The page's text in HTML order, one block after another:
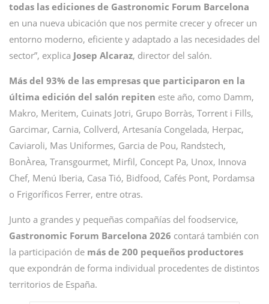
todas las ediciones de Gastronomic Forum Barcelona
en una nueva ubicación que nos permite crecer y ofrecer un
entorno moderno, eficiente y adaptado a las necesidades del
sector”, explica Josep Alcaraz, director del salón.
Más del 93% de las empresas que participaron en la
última edición del salón repiten este año, como Damm,
Makro, Meritem, Cuinats Jotri, Grupo Borràs, Torrent i Fills,
Garcimar, Carnia, Collverd, Artesanía Congelada, Herpac,
Caviaroli, Mas Uniformes, Garcia de Pou, Randstech,
BonÀrea, Transgourmet, Mirfil, Concept Pa, Unox, Innova
Chef, Menú Iberia, Casa Tió, Bidfood, Cafés Pont, Pordamsa
o Frigoríficos Ferrer, entre otras.
Junto a grandes y pequeñas compañías del foodservice,
Gastronomic Forum Barcelona 2026 contará también con
la participación de más de 200 pequeños productores
que expondrán de forma individual procedentes de distintos
territorios de España.